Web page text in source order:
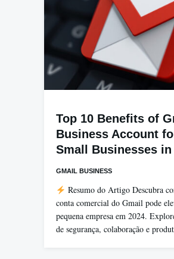
Top 10 Benefits of
Business Account
Small Businesses in
GMAIL BUSINESS
Resumo do Artigo Descubra
conta comercial do Gmail pode
pequena empresa em 2024.
de segurança, colaboração e